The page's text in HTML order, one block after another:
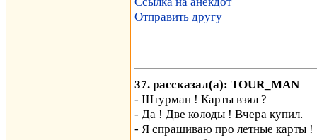
Отправить другу
37. рассказал(а): TOUR_MAN
- Штурман ! Карты взял ?
- Да ! Две колоды ! Вчера купил.
- Я спрашиваю про летные карты !